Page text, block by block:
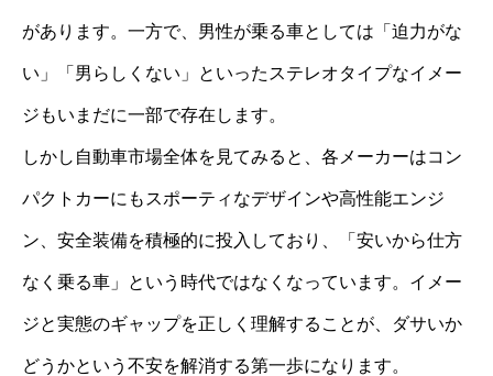
があります。一方で、男性が乗る車としては「迫力がな
い」「男らしくない」といったステレオタイプなイメー
ジもいまだに一部で存在します。
しかし自動車市場全体を見てみると、各メーカーはコン
パクトカーにもスポーティなデザインや高性能エンジ
ン、安全装備を積極的に投入しており、「安いから仕方
なく乗る車」という時代ではなくなっています。イメー
ジと実態のギャップを正しく理解することが、ダサいか
どうかという不安を解消する第一歩になります。